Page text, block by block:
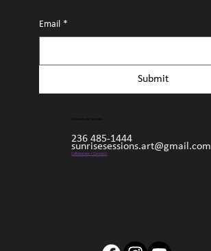
Email *
Submit
236 485-1444
sunrisesessions.art@gmail.com
Collaborate + Connect